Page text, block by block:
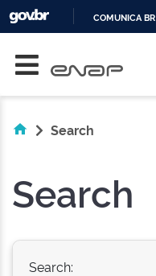
COMUNICA BR
Search
Search
Search: